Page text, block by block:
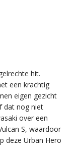
hit.
een krachtig
eigen gezicht
dat nog niet
over een
S, waardoor
deze Urban Hero